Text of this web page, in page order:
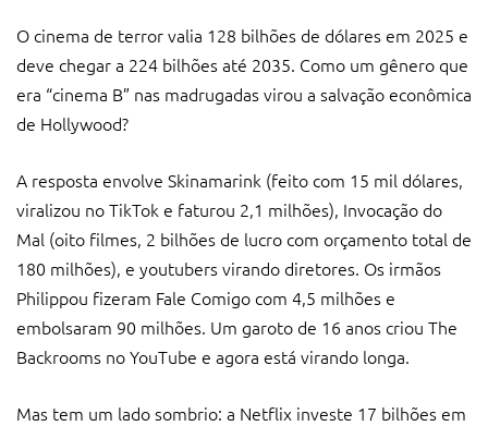
O cinema de terror valia 128 bilhões de dólares em 2025 e
deve chegar a 224 bilhões até 2035. Como um gênero que
era “cinema B” nas madrugadas virou a salvação econômica
de Hollywood?
A resposta envolve Skinamarink (feito com 15 mil dólares,
viralizou no TikTok e faturou 2,1 milhões), Invocação do
Mal (oito filmes, 2 bilhões de lucro com orçamento total de
180 milhões), e youtubers virando diretores. Os irmãos
Philippou fizeram Fale Comigo com 4,5 milhões e
embolsaram 90 milhões. Um garoto de 16 anos criou The
Backrooms no YouTube e agora está virando longa.
Mas tem um lado sombrio: a Netflix investe 17 bilhões em